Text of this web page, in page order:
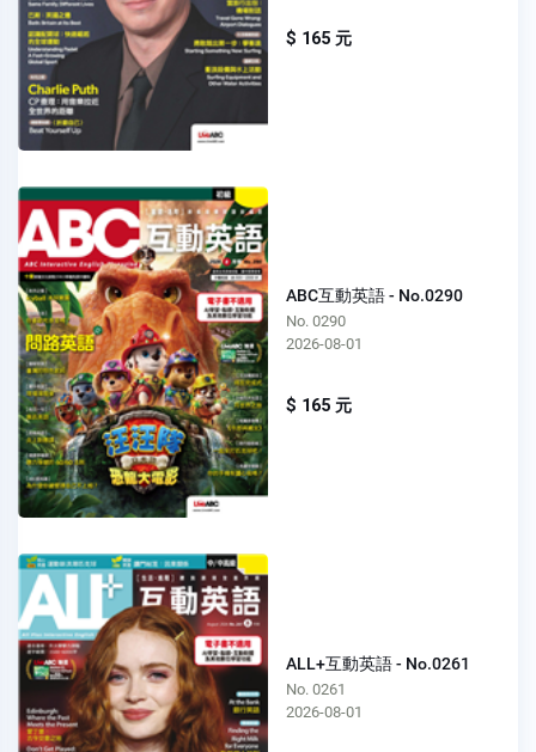
$ 165 元
ABC互動英語 - No.0290
No. 0290
2026-08-01
$ 165 元
ALL+互動英語 - No.0261
No. 0261
2026-08-01